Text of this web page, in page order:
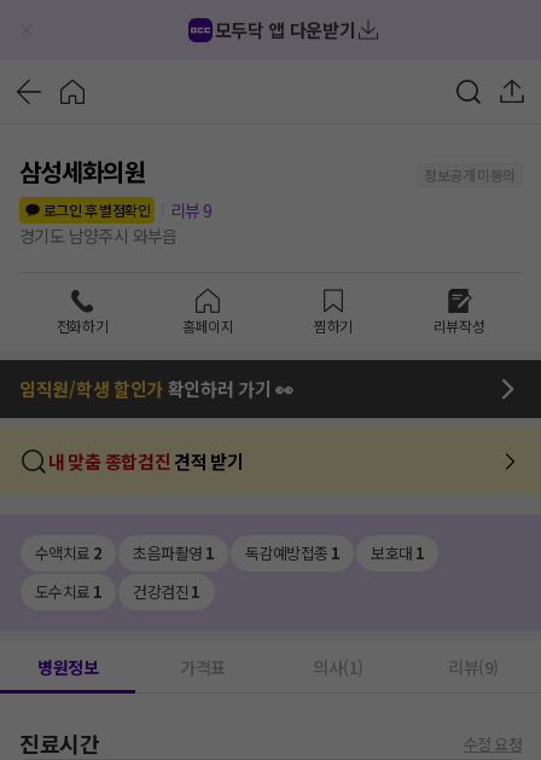
모두닥 앱 다운받기
삼성세화의원
정보공개 미동의
로그인 후 별점확인
리뷰 9
경기도 남양주시 와부읍
전화하기 홈페이지 찜하기 리뷰작성
임직원/학생 할인가확인하러 가기 👀
내 맞춤 종합검진 견적 받기
수액치료 2 초음파촬영 1 독감예방접종 1 보호대 1
도수치료 1 건강검진 1
병원정보 가격표 의사(1) 리뷰(9)
진료시간 수정 요청